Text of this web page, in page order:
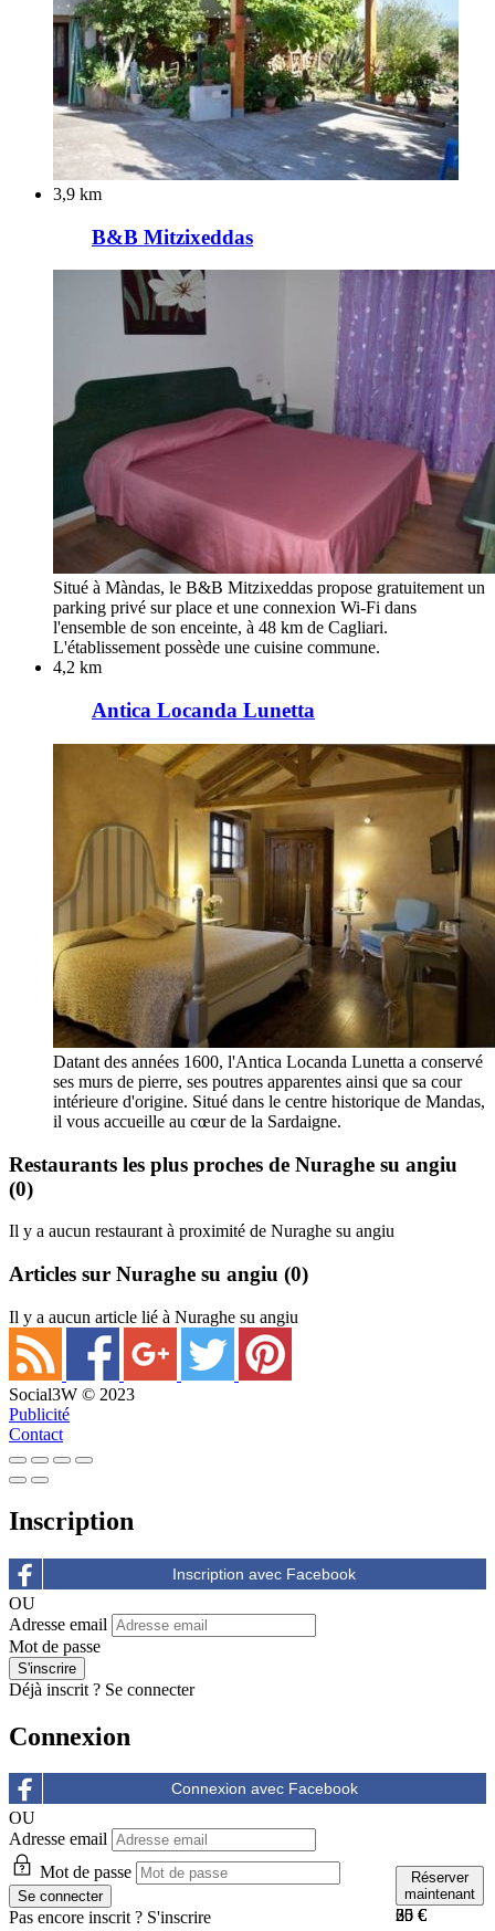
Réserver
maintenant
25 €
3,9 km
B&B Mitzixeddas
Situé à Màndas, le B&B Mitzixeddas propose gratuitement un
parking privé sur place et une connexion Wi-Fi dans
l'ensemble de son enceinte, à 48 km de Cagliari.
L'établissement possède une cuisine commune.
Réserver
maintenant
30 €
4,2 km
Antica Locanda Lunetta
Datant des années 1600, l'Antica Locanda Lunetta a conservé
ses murs de pierre, ses poutres apparentes ainsi que sa cour
intérieure d'origine. Situé dans le centre historique de Mandas,
il vous accueille au cœur de la Sardaigne.
Réserver
maintenant
65 €
Restaurants les plus proches de Nuraghe su angiu
(0)
Il y a aucun restaurant à proximité de Nuraghe su angiu
Articles sur Nuraghe su angiu (0)
Il y a aucun article lié à Nuraghe su angiu
Social3W © 2023
Publicité
Contact
Inscription
OU
Adresse email
Mot de passe
Déjà inscrit ? Se connecter
Connexion
OU
Adresse email
Mot de passe
Pas encore inscrit ? S'inscrire